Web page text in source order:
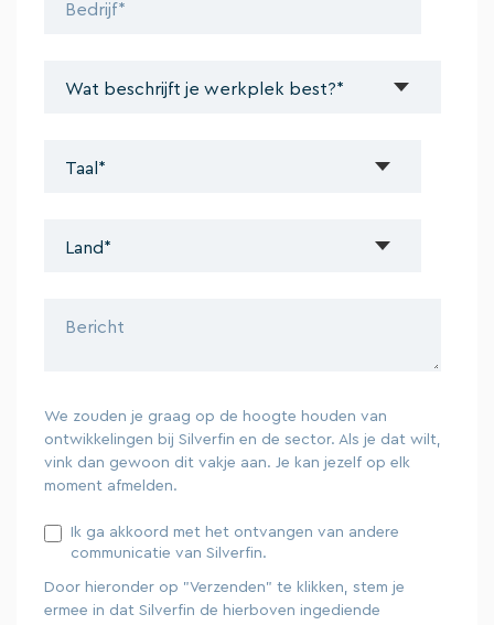
We zouden je graag op de hoogte houden van
ontwikkelingen bij Silverfin en de sector. Als je dat wilt,
vink dan gewoon dit vakje aan. Je kan jezelf op elk
moment afmelden.
Ik ga akkoord met het ontvangen van andere
communicatie van Silverfin.
Door hieronder op "Verzenden" te klikken, stem je
ermee in dat Silverfin de hierboven ingediende